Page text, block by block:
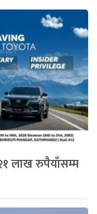
लाख रुपैयाँसम्म